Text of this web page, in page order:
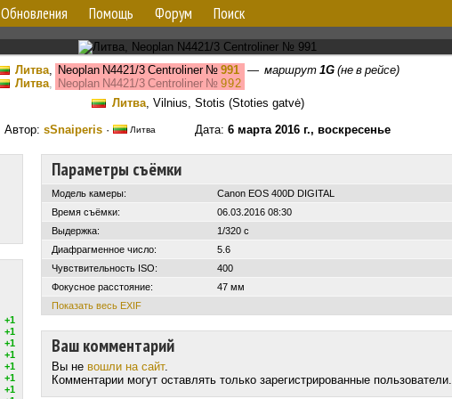
Обновления Помощь Форум Поиск
Литва, Neoplan N4421/3 Centroliner№ 991 — маршрут 1G (не в рейсе)
Литва, Neoplan N4421/3 Centroliner № 992
Литва, Vilnius, Stotis (Stoties gatvė)
Автор: sSnaiperis · Литва Дата: 6 марта 2016 г., воскресенье
+1
+1
+1
+1
+1
+1
+1
Параметры съёмки
Модель камеры:
Canon EOS 400D DIGITAL
Время съёмки:
06.03.2016 08:30
Выдержка:
1/320 с
Диафрагменное число:
5.6
Чувствительность ISO:
400
Фокусное расстояние:
47 мм
Показать весь EXIF
Ваш комментарий
Вы не вошли на сайт.
Комментарии могут оставлять только зарегистрированные пользователи.